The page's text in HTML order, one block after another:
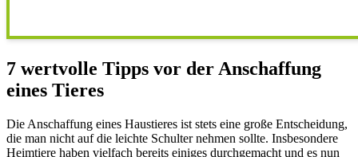
7 wertvolle Tipps vor der Anschaffung
eines Tieres
Die Anschaffung eines Haustieres ist stets eine große Entscheidung,
die man nicht auf die leichte Schulter nehmen sollte. Insbesondere
Heimtiere haben vielfach bereits einiges durchgemacht und es nun